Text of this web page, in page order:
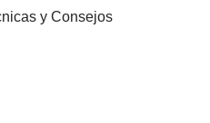
y Consejos